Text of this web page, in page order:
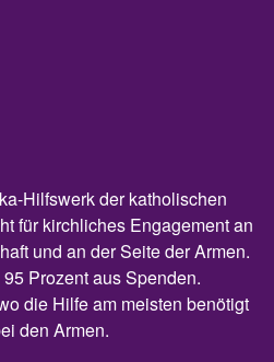
Hilfswerk der katholischen
für kirchliches Engagement an
und an der Seite der Armen.
Prozent aus Spenden.
die Hilfe am meisten benötigt
den Armen.